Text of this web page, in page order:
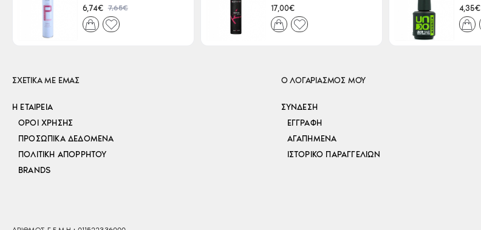
6,74€ 7,65€ 17,00€ 4,35€
ΣΧΕΤΙΚΑ ΜΕ ΕΜΑΣ
Η ΕΤΑΙΡΕΊΑ
ΌΡΟΙ ΧΡΉΣΗΣ
ΠΡΟΣΩΠΙΚΆ ΔΕΔΟΜΈΝΑ
ΠΟΛΙΤΙΚΉ ΑΠΟΡΡΉΤΟΥ
BRANDS
Ο ΛΟΓΑΡΙΑΣΜΟΣ ΜΟΥ
ΣΎΝΔΕΣΗ
ΕΓΓΡΑΦΉ
ΑΓΑΠΗΜΈΝΑ
ΙΣΤΟΡΙΚΌ ΠΑΡΑΓΓΕΛΙΏΝ